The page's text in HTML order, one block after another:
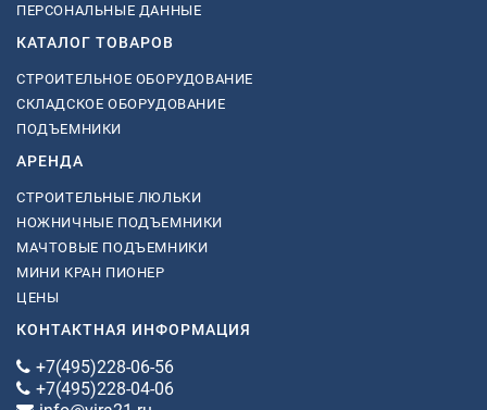
ПЕРСОНАЛЬНЫЕ ДАННЫЕ
КАТАЛОГ ТОВАРОВ
СТРОИТЕЛЬНОЕ ОБОРУДОВАНИЕ
СКЛАДСКОЕ ОБОРУДОВАНИЕ
ПОДЪЕМНИКИ
АРЕНДА
СТРОИТЕЛЬНЫЕ ЛЮЛЬКИ
НОЖНИЧНЫЕ ПОДЪЕМНИКИ
МАЧТОВЫЕ ПОДЪЕМНИКИ
МИНИ КРАН ПИОНЕР
ЦЕНЫ
КОНТАКТНАЯ ИНФОРМАЦИЯ
+7(495)228-06-56
+7(495)228-04-06